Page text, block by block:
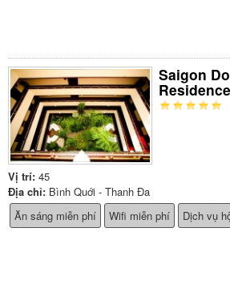
Saigon
Vị trí: 45
Địa chỉ: Bình Quới - Thanh Đa
Ăn sáng miễn phí
Wifi miễn phí Dịch vụ